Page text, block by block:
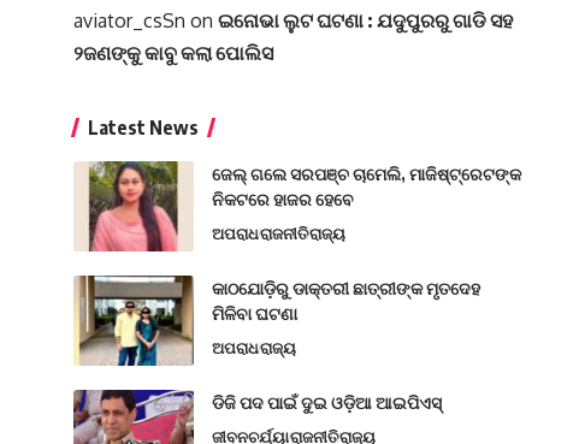
aviator_csSn on ଇନୋଭା ଲୁଟ ଘଟଣା : ଯଦୁପୁରରୁ ଗାଡି ସହ
୨ଜଣଙ୍କୁ କାବୁ କଲା ପୋଲିସ
Latest News
ଜେଲ୍ ଗଲେ ସରପଞ୍ଚ ଚାମେଲି, ମାଜିଷ୍ଟ୍ରେଟଙ୍କ
ନିକଟରେ ହାଜର ହେବେ
ଅପରାଧରାଜନୀତିରାଜ୍ୟ
କାଠଯୋଡ଼ିରୁ ଡାକ୍ତରୀ ଛାତ୍ରୀଙ୍କ ମୃତଦେହ
ମିଳିବା ଘଟଣା
ଅପରାଧରାଜ୍ୟ
ଡିଜି ପଦ ପାଇଁ ଦୁଇ ଓଡ଼ିଆ ଆଇପିଏସ୍
ଜୀବନଚର୍ଯ୍ୟାରାଜନୀତିରାଜ୍ୟ